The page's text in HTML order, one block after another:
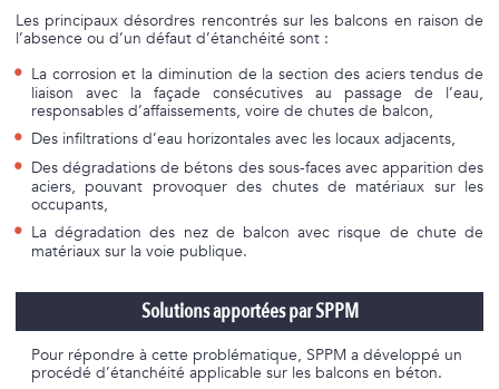
Les principaux désordres rencontrés sur les balcons en raison de
l’absence ou d’un défaut d’étanchéité sont :
La corrosion et la diminution de la section des aciers tendus de
liaison avec la façade consécutives au passage de l’eau,
responsables d’affaissements, voire de chutes de balcon,
Des infiltrations d’eau horizontales avec les locaux adjacents,
Des dégradations de bétons des sous-faces avec apparition des
aciers, pouvant provoquer des chutes de matériaux sur les
occupants,
La dégradation des nez de balcon avec risque de chute de
matériaux sur la voie publique.
Solutions apportées par SPPM
Pour répondre à cette problématique, SPPM a développé un
procédé d’étanchéité applicable sur les balcons en béton.